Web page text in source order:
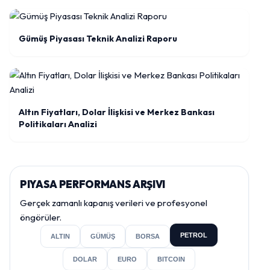
Gümüş Piyasası Teknik Analizi Raporu
Altın Fiyatları, Dolar İlişkisi ve Merkez Bankası
Politikaları Analizi
PIYASA PERFORMANS ARŞIVI
Gerçek zamanlı kapanış verileri ve profesyonel
öngörüler.
ALTIN GÜMÜŞ BORSA PETROL
DOLAR EURO BITCOIN